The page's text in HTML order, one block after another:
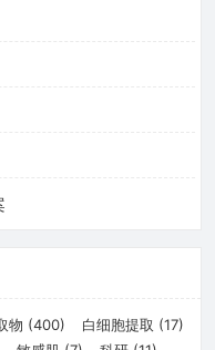
物 (400) 白细胞提取 (17)